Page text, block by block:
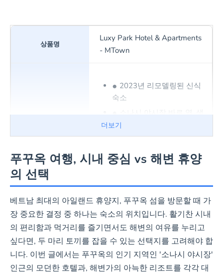
Luxy Park Hotel & Apartments
- MTown
2023년 리모델링된 신식
숙소
활 & 교통 편리
수영장, 정원, 24시간 프런
트 데스크 등 다양한 편의시
설
객실 확인 및 예약
낫 란 리조트
더보기
푸꾸옥 여행, 시내 중심 vs 해변 휴양
의 선택
베트남 최대의 아일랜드 휴양지, 푸꾸옥 섬을 방문할 때 가
장 중요한 결정 중 하나는 숙소의 위치입니다. 활기찬 시내
의 편리함과 먹거리를 즐기면서도 해변의 여유를 누리고
싶다면, 두 마리 토끼를 잡을 수 있는 선택지를 고려해야 합
니다. 이번 글에서는 푸꾸옥의 인기 지역인 '소나시 야시장'
인근의 모던한 호텔과, 해변가의 아늑한 리조트를 각각 대